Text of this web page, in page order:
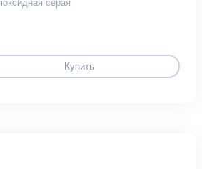
серая
Купить